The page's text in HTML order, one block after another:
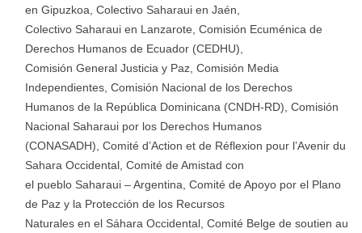
en Gipuzkoa, Colectivo Saharaui en Jaén,
Colectivo Saharaui en Lanzarote, Comisión Ecuménica de
Derechos Humanos de Ecuador (CEDHU),
Comisión General Justicia y Paz, Comisión Media
Independientes, Comisión Nacional de los Derechos
Humanos de la República Dominicana (CNDH-RD), Comisión
Nacional Saharaui por los Derechos Humanos
(CONASADH), Comité d’Action et de Réflexion pour l’Avenir du
Sahara Occidental, Comité de Amistad con
el pueblo Saharaui – Argentina, Comité de Apoyo por el Plano
de Paz y la Protección de los Recursos
Naturales en el Sáhara Occidental, Comité Belge de soutien au